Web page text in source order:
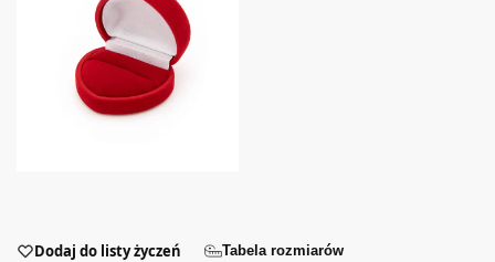
Dodaj do listy życzeń Tabela rozmiarów